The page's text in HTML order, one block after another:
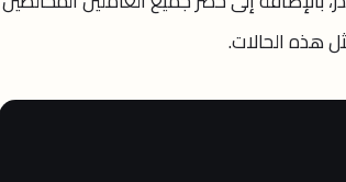
هذه الحالات.